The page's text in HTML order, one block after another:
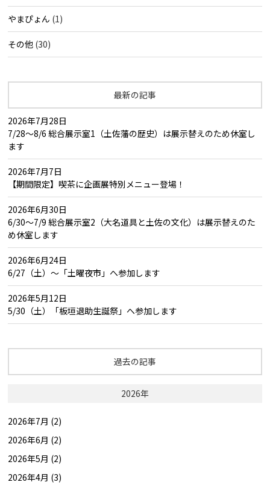
やまぴょん (1)
その他 (30)
最新の記事
2026年7月28日
7/28～8/6 総合展示室1（土佐藩の歴史）は展示替えのため休室し
ます
2026年7月7日
【期間限定】喫茶に企画展特別メニュー登場！
2026年6月30日
6/30～7/9 総合展示室2（大名道具と土佐の文化）は展示替えのた
め休室します
2026年6月24日
6/27（土）～「土曜夜市」へ参加します
2026年5月12日
5/30（土）「板垣退助生誕祭」へ参加します
過去の記事
2026年
2026年7月 (2)
2026年6月 (2)
2026年5月 (2)
2026年4月 (3)